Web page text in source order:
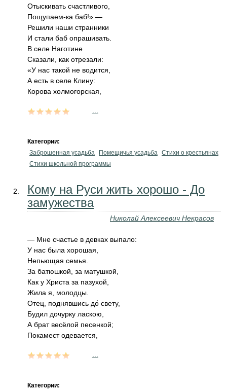
Отыскивать счастливого,
Пощупаем-ка баб!» —
Решили наши странники
И стали баб опрашивать.
В селе Наготине
Сказали, как отрезали:
«У нас такой не водится,
А есть в селе Клину:
Корова холмогорская,
Категории:
Заброшенная усадьба
Помещичья усадьба Стихи о крестьянах
Стихи школьной программы
Кому на Руси жить хорошо - До
замужества
Николай Алексеевич Некрасов
— Мне счастье в девках выпало:
У нас была хорошая,
Непьющая семья.
За батюшкой, за матушкой,
Как у Христа за пазухой,
Жила я, молодцы.
Отец, поднявшись до́ свету,
Будил дочурку ласкою,
А брат весёлой песенкой;
Покамест одевается,
Категории: